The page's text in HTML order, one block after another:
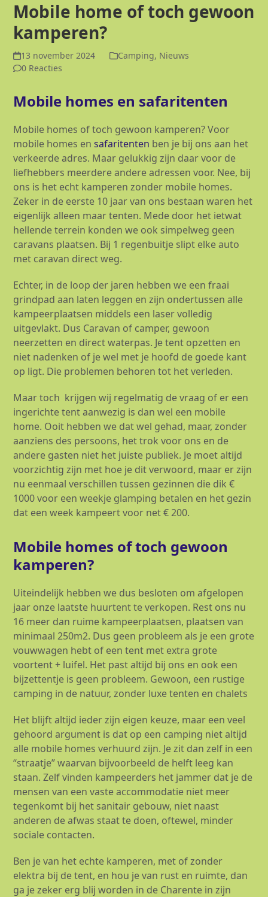
Mobile home of toch gewoon
kamperen?
13 november 2024 Camping, Nieuws
0 Reacties
Mobile homes en safaritenten
Mobile homes of toch gewoon kamperen? Voor
mobile homes ensafaritenten ben je bij ons aan het
verkeerde adres. Maar gelukkig zijn daar voor de
liefhebbers meerdere andere adressen voor. Nee, bij
ons is het echt kamperen zonder mobile homes.
Zeker in de eerste 10 jaar van ons bestaan waren het
eigenlijk alleen maar tenten. Mede door het ietwat
hellende terrein konden we ook simpelweg geen
caravans plaatsen. Bij 1 regenbuitje slipt elke auto
met caravan direct weg.
Echter, in de loop der jaren hebben we een fraai
grindpad aan laten leggen en zijn ondertussen alle
kampeerplaatsen middels een laser volledig
uitgevlakt. Dus Caravan of camper, gewoon
neerzetten en direct waterpas. Je tent opzetten en
niet nadenken of je wel met je hoofd de goede kant
op ligt. Die problemen behoren tot het verleden.
Maar toch krijgen wij regelmatig de vraag of er een
ingerichte tent aanwezig is dan wel een mobile
home. Ooit hebben we dat wel gehad, maar, zonder
aanziens des persoons, het trok voor ons en de
andere gasten niet het juiste publiek. Je moet altijd
voorzichtig zijn met hoe je dit verwoord, maar er zijn
nu eenmaal verschillen tussen gezinnen die dik €
1000 voor een weekje glamping betalen en het gezin
dat een week kampeert voor net € 200.
Mobile homes of toch gewoon
kamperen?
Uiteindelijk hebben we dus besloten om afgelopen
jaar onze laatste huurtent te verkopen. Rest ons nu
16 meer dan ruime kampeerplaatsen, plaatsen van
minimaal 250m2. Dus geen probleem als je een grote
vouwwagen hebt of een tent met extra grote
voortent + luifel. Het past altijd bij ons en ook een
bijzettentje is geen probleem. Gewoon, een rustige
camping in de natuur, zonder luxe tenten en chalets
Het blijft altijd ieder zijn eigen keuze, maar een veel
gehoord argument is dat op een camping niet altijd
alle mobile homes verhuurd zijn. Je zit dan zelf in een
“straatje” waarvan bijvoorbeeld de helft leeg kan
staan. Zelf vinden kampeerders het jammer dat je de
mensen van een vaste accommodatie niet meer
tegenkomt bij het sanitair gebouw, niet naast
anderen de afwas staat te doen, oftewel, minder
sociale contacten.
Ben je van het echte kamperen, met of zonder
elektra bij de tent, en hou je van rust en ruimte, dan
ga je zeker erg blij worden in de Charente in zijn